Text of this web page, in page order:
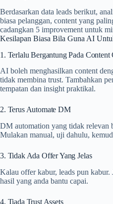
Berdasarkan data leads berikut,
biasa pelanggan, content yang
cadangkan 5 improvement untuk
Kesilapan Biasa Bila Guna AI
1. Terlalu Bergantung Pada Content
AI boleh menghasilkan content
tidak membina trust. Tambahkan
tempatan dan insight praktikal.
2. Terus Automate DM
DM automation yang tidak relevan
Mulakan manual, uji dahulu,
3. Tidak Ada Offer Yang Jelas
Kalau offer kabur, leads pun kabur.
hasil yang anda bantu capai.
4. Tiada Trust Assets